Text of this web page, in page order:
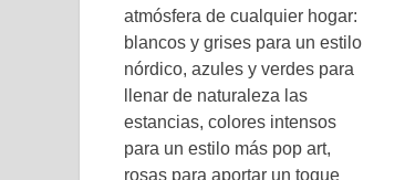
atmósfera de cualquier hogar:
blancos y grises para un estilo
nórdico, azules y verdes para
llenar de naturaleza las
estancias, colores intensos
para un estilo más pop art,
rosas para aportar un toque